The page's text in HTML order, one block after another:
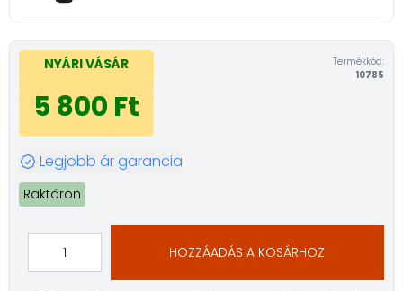
NYÁRI VÁSÁR
5 800 Ft
Termékkód:
10785
Legjobb ár garancia
Raktáron
HOZZÁADÁS A KOSÁRHOZ